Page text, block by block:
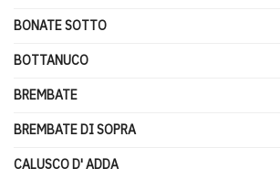
BONATE SOTTO
BOTTANUCO
BREMBATE
BREMBATE DI SOPRA
CALUSCO D' ADDA